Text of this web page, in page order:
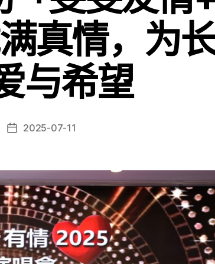
真情，为
与希望
2025-07-11